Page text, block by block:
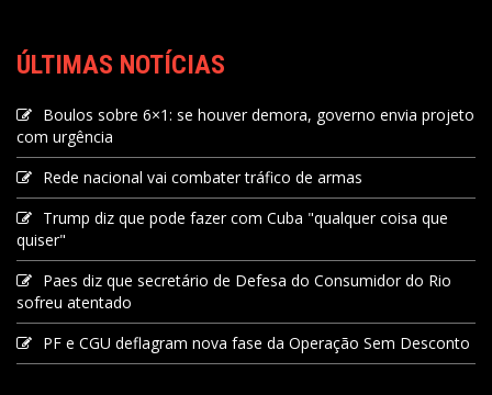
ÚLTIMAS NOTÍCIAS
Boulos sobre 6×1: se houver demora, governo envia projeto
com urgência
Rede nacional vai combater tráfico de armas
Trump diz que pode fazer com Cuba "qualquer coisa que
quiser"
Paes diz que secretário de Defesa do Consumidor do Rio
sofreu atentado
PF e CGU deflagram nova fase da Operação Sem Desconto